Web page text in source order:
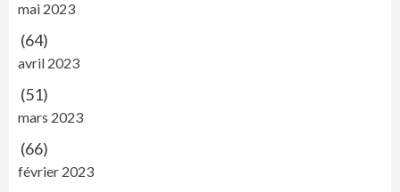
mai 2023
(64)
avril 2023
(51)
mars 2023
(66)
février 2023